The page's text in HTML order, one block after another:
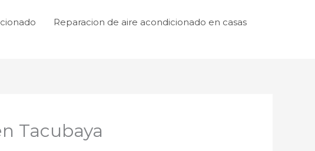
Reparacion de aire acondicionado en casas
Tacubaya